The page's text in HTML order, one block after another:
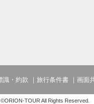
識・約款 旅行条件書 画面
©ORION-TOUR All Rights Reserved.